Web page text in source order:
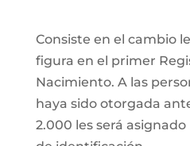
Consiste en el cambio
figura en el primer
Nacimiento. A las
haya sido otorgada
2.000 les será